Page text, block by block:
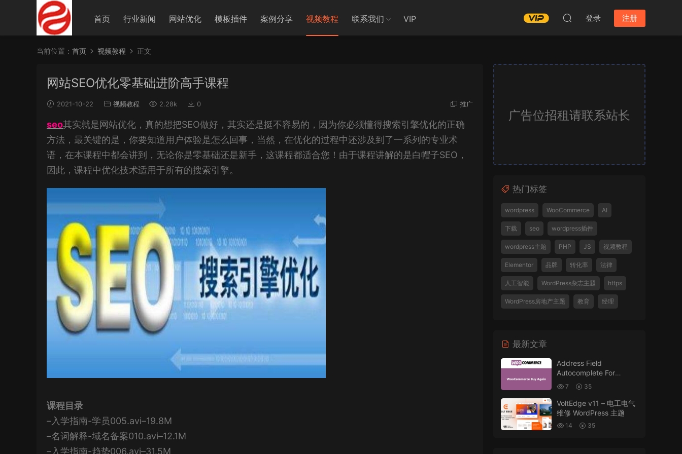
首页 行业新闻 网站优化 模板插件 案例分享 视频教程 联系我们 VIP 登录 注册
当前位置： 首页 视频教程 正文
网站SEO优化零基础进阶高手课程
2021-10-22 视频教程 2.28k 0 推广
seo其实就是网站优化，真的想把SEO做好，其实还是挺不容易的，因为你必须懂得搜索引擎优化的正确
方法，最关键的是，你要知道用户体验是怎么回事，当然，在优化的过程中还涉及到了一系列的专业术
语，在本课程中都会讲到，无论你是零基础还是新手，这课程都适合您！由于课程讲解的是白帽子SEO，
因此，课程中优化技术适用于所有的搜索引擎。
课程目录
–入学指南-学员005.avi–19.8M
–名词解释-域名备案010.avi–12.1M
–入学指南-趋势006.avi–31.5M
广告位招租请联系站长
热门标签
wordpress WooCommerce AI
下载 seo wordpress插件
wordpress主题 PHP JS 视频教程
Elementor 品牌 转化率 法律
人工智能 WordPress杂志主题 https
WordPress房地产主题 教育 经理
最新文章
Address Field
Autocomplete For
WooCommerce v1.3.2
7 35
VoltEdge v11 – 电工电气
维修 WordPress 主题
14 35